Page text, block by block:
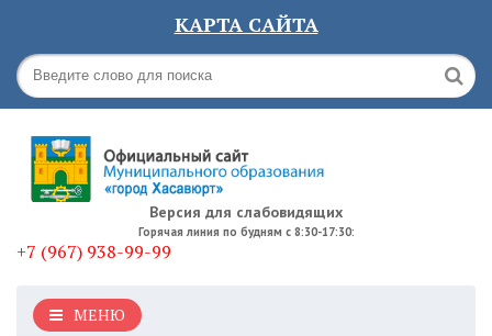
КАРТА САЙТА
Версия для слабовидящих
Горячая линия по будням с 8:30-17:30:
+7 (967) 938-99-99
МЕНЮ